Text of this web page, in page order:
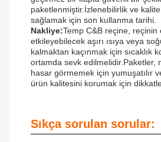
paketlenmiştir.İzlenebilirlik ve
sağlamak için son kullanma tarihi.
Nakliye:Temp C&B reçine, reçinin
etkileyebilecek aşırı ısıya veya
kalmaktan kaçınmak için sıcaklık
ortamda sevk edilmelidir.Paketler,
hasar görmemek için yumuşatılır
ürün kalitesini korumak için dikkatle
Sıkça sorulan sorular: